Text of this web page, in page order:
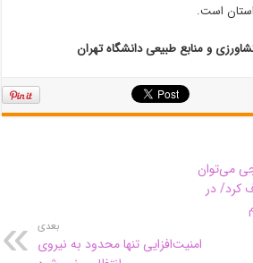
است.
و منابع طبیعی دانشگاه تهران
می‌توان
کرد/ در
بعدی
امنیت‌افزایی تنها محدود به نیروی